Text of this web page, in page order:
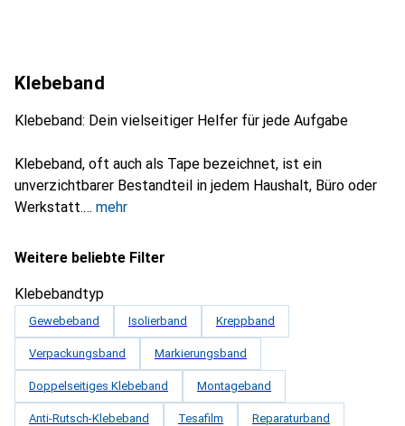
Klebeband
Klebeband: Dein vielseitiger Helfer für jede Aufgabe
Klebeband, oft auch als Tape bezeichnet, ist ein
unverzichtbarer Bestandteil in jedem Haushalt, Büro oder
Werkstatt.
mehr
Weitere beliebte Filter
Klebebandtyp
Gewebeband Isolierband Kreppband
Verpackungsband Markierungsband
Doppelseitiges Klebeband Montageband
Anti-Rutsch-Klebeband Tesafilm Reparaturband